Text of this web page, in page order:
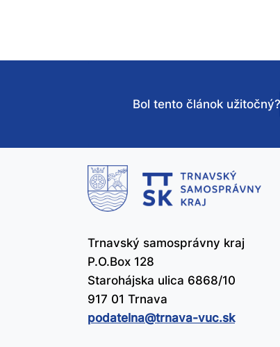
Bol tento článok užitočný?
Trnavský samosprávny kraj
P.O.Box 128
Starohájska ulica 6868/10
917 01 Trnava
podatelna@​trnava-vuc.sk